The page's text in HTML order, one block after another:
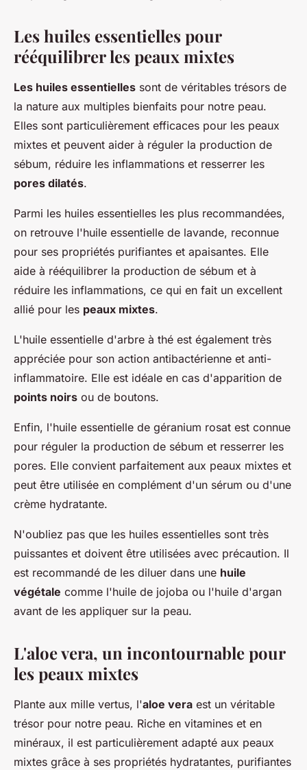
Les huiles essentielles pour
rééquilibrer les peaux mixtes
Les huiles essentielles sont de véritables trésors de
la nature aux multiples bienfaits pour notre peau.
Elles sont particulièrement efficaces pour les peaux
mixtes et peuvent aider à réguler la production de
sébum, réduire les inflammations et resserrer les
pores dilatés.
Parmi les huiles essentielles les plus recommandées,
on retrouve l'huile essentielle de lavande, reconnue
pour ses propriétés purifiantes et apaisantes. Elle
aide à rééquilibrer la production de sébum et à
réduire les inflammations, ce qui en fait un excellent
allié pour les peaux mixtes.
L'huile essentielle d'arbre à thé est également très
appréciée pour son action antibactérienne et anti-
inflammatoire. Elle est idéale en cas d'apparition de
points noirs ou de boutons.
Enfin, l'huile essentielle de géranium rosat est connue
pour réguler la production de sébum et resserrer les
pores. Elle convient parfaitement aux peaux mixtes et
peut être utilisée en complément d'un sérum ou d'une
crème hydratante.
N'oubliez pas que les huiles essentielles sont très
puissantes et doivent être utilisées avec précaution. Il
est recommandé de les diluer dans une huile
végétale comme l'huile de jojoba ou l'huile d'argan
avant de les appliquer sur la peau.
L'aloe vera, un incontournable pour
les peaux mixtes
Plante aux mille vertus, l'aloe vera est un véritable
trésor pour notre peau. Riche en vitamines et en
minéraux, il est particulièrement adapté aux peaux
mixtes grâce à ses propriétés hydratantes, purifiantes